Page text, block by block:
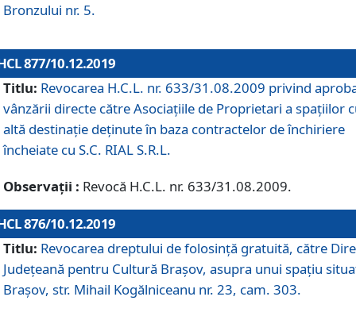
Bronzului nr. 5.
877/10.12.2019
Titlu: Revocarea H.C.L. nr. 633/31.08.2009 privind
vânzării directe către Asociațiile de Proprietari a spațiilor
altă destinație deținute în baza contractelor de închiriere
încheiate cu S.C. RIAL S.R.L.
Observații : Revocă H.C.L. nr. 633/31.08.2009.
876/10.12.2019
Titlu: Revocarea dreptului de folosinţă gratuită, către
Judeţeană pentru Cultură Braşov, asupra unui spaţiu
Braşov, str. Mihail Kogălniceanu nr. 23, cam. 303.